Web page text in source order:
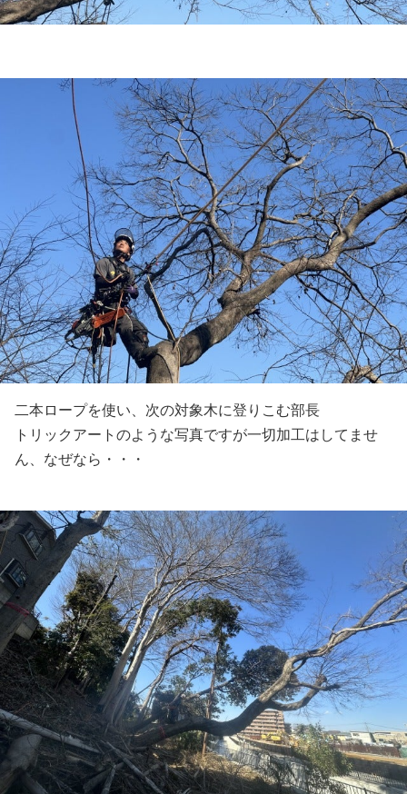
二本ロープを使い、次の対象木に登りこむ部長
トリックアートのような写真ですが一切加工はしてませ
ん、なぜなら・・・